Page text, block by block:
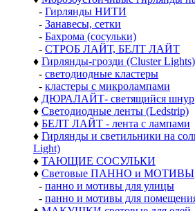
- Гирлянды НИТИ
- Занавесы, сетки
- Бахрома (сосульки)
- СТРОБ ЛАЙТ, БЕЛТ ЛАЙТ
♦ Гирлянды-грозди (Cluster Lights)
- светодиодные кластеры
- кластеры с микролампами
♦ ДЮРАЛАЙТ- светящийся шнур
♦ Светодиодные ленты (Ledstrip)
♦ БЕЛТ ЛАЙТ - лента с лампами
♦ Гирлянды и светильники на
Light)
♦ ТАЮЩИЕ СОСУЛЬКИ
♦ Световые ПАННО и МОТИВЫ
- панно и мотивы для улицы
- панно и мотивы для